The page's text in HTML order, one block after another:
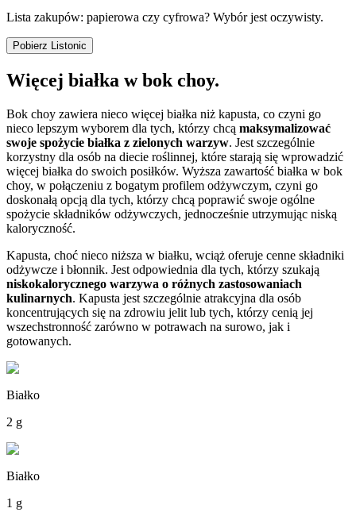
Lista zakupów: papierowa czy cyfrowa? Wybór jest oczywisty.
Pobierz Listonic
Więcej białka w bok choy.
Bok choy zawiera nieco więcej białka niż kapusta, co czyni go
nieco lepszym wyborem dla tych, którzy chcą maksymalizować
swoje spożycie białka z zielonych warzyw. Jest szczególnie
korzystny dla osób na diecie roślinnej, które starają się wprowadzić
więcej białka do swoich posiłków. Wyższa zawartość białka w bok
choy, w połączeniu z bogatym profilem odżywczym, czyni go
doskonałą opcją dla tych, którzy chcą poprawić swoje ogólne
spożycie składników odżywczych, jednocześnie utrzymując niską
kaloryczność.
Kapusta, choć nieco niższa w białku, wciąż oferuje cenne składniki
odżywcze i błonnik. Jest odpowiednia dla tych, którzy szukają
niskokalorycznego warzywa o różnych zastosowaniach
kulinarnych. Kapusta jest szczególnie atrakcyjna dla osób
koncentrujących się na zdrowiu jelit lub tych, którzy cenią jej
wszechstronność zarówno w potrawach na surowo, jak i
gotowanych.
Białko
2 g
Białko
1 g